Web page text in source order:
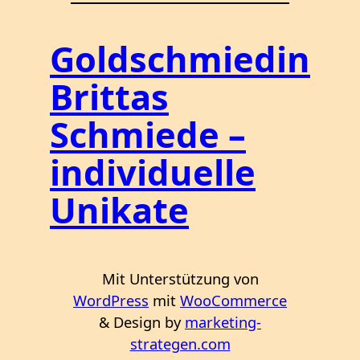
Goldschmiedin
Brittas
Schmiede –
individuelle
Unikate
Mit Unterstützung von
WordPress mit WooCommerce
& Design by marketing-
strategen.com